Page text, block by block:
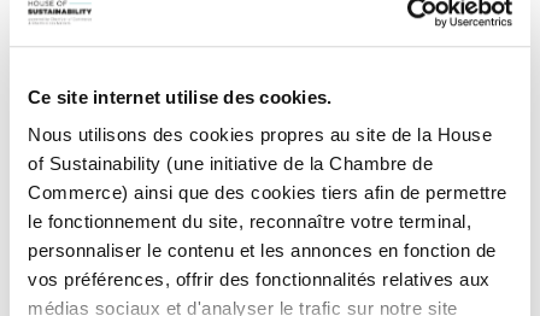
Ce site internet utilise des cookies.
Nous utilisons des cookies propres au site de la House
of Sustainability (une initiative de la Chambre de
Commerce) ainsi que des cookies tiers afin de permettre
le fonctionnement du site, reconnaître votre terminal,
personnaliser le contenu et les annonces en fonction de
vos préférences, offrir des fonctionnalités relatives aux
médias sociaux et d'analyser le trafic sur notre site
11.10.2023
QUEL EST LE RÔLE DE HOUSE OF
SUSTAINABILITY POUR LES
ENTREPRISES ?